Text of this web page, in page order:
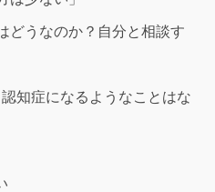
どうなのか？自分と相談す
知症になるようなことはな